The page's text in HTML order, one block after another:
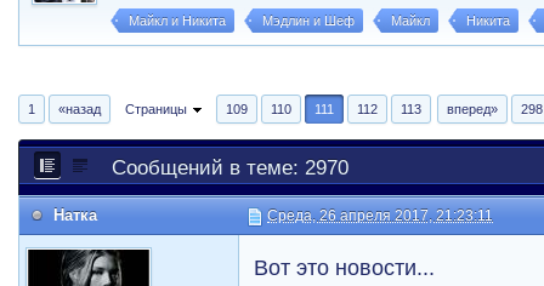
Майкл и Никита Мэдлин и Шеф Майкл Никита
1 «назад Страницы 109 110 111 112 113 вперед» 298
Сообщений в теме: 2970
Натка Среда, 26 апреля 2017, 21:23:11
Вот это новости...